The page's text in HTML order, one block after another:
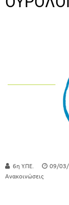
6η Υ.ΠΕ. 09/
Ανακοινώσεις